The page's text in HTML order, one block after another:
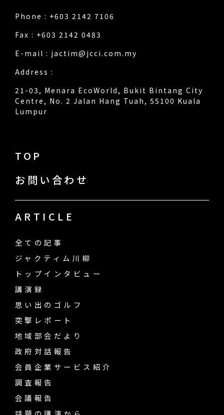
Phone : +603 2142 7106
Fax : +603 2142 0483
E-mail : jactim@jcci.com.my
Address :
21-03, Menara EcoWorld, Bukit Bintang City
Centre, No. 2 Jalan Hang Tuah, 55100 Kuala
Lumpur
TOP
お問い合わせ
ARTICLE
全ての記事
ジャクティム川柳
トップインタビュー
講演録
思い出のゴルフ
突撃レポート
地域部会だより
政府対話報告
会員企業サービス紹介
調査報告
会議報告